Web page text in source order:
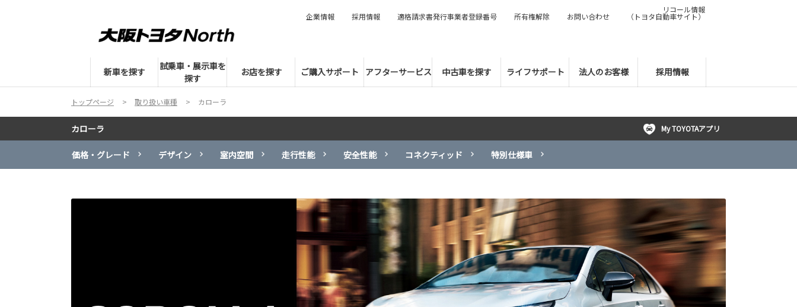
新車を探す
試乗車・展示車を
探す
お店を探す ご購入サポート アフターサービス 中古車を探す ライフサポート 法人のお客様 採用情報
企業情報 採用情報 適格請求書発行事業者登録番号 所有権解除 お問い合わせ
リコール情報
（トヨタ自動車サイト）
トップページ 取り扱い車種 カローラ
カローラ My TOYOTAアプリ
価格・グレード デザイン 室内空間 走行性能 安全性能 コネクティッド 特別仕様車